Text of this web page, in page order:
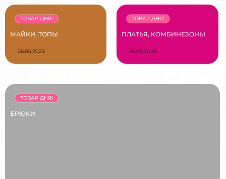
МАЙКИ, ТОПЫ
ТОВАР ДНЯ!
26.05.2023
ПЛАТЬЯ, КОМБИНЕЗОНЫ
ТОВАР ДНЯ!
26.05.2023
БРЮКИ
ТОВАР ДНЯ!